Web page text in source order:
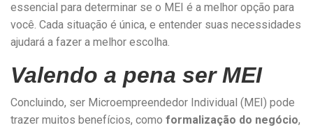
essencial para determinar se o MEI é a melhor opção para
você. Cada situação é única, e entender suas necessidades
ajudará a fazer a melhor escolha.
Valendo a pena ser MEI
Concluindo, ser Microempreendedor Individual (MEI) pode
trazer muitos benefícios, como formalização do negócio,